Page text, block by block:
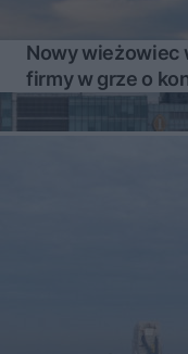
Nowy wieżowiec
firmy w grze o